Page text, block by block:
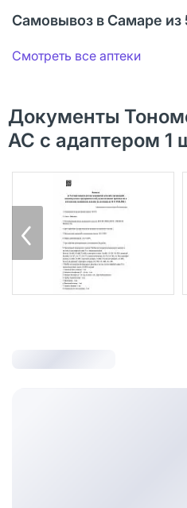
Самовывоз в Самаре из
Смотреть все аптеки
Документы
АС с адаптером 1